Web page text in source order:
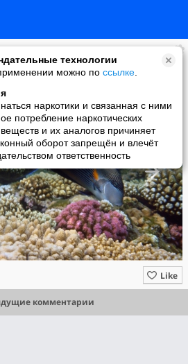
технологии
можно по ссылке
наркотики и связанная с ними
потребление наркотических
и их аналогов причиняет
оборот запрещён и влечёт
ответственность
Like
комментарии